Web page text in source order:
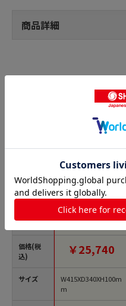
商品詳細
価格(税
込)
サイズ
536-440 10 1個（ご
注文単位1個）【直送
品】
￥25,740
W415XD340XH100m
m